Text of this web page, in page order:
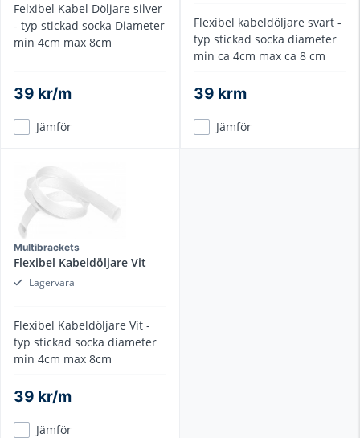
Felxibel Kabel Döljare silver
- typ stickad socka Diameter
min 4cm max 8cm
39 kr/m
Jämför
Flexibel kabeldöljare svart -
typ stickad socka diameter
min ca 4cm max ca 8 cm
39 krm
Jämför
Multibrackets
Flexibel Kabeldöljare Vit
Lagervara
Flexibel Kabeldöljare Vit -
typ stickad socka diameter
min 4cm max 8cm
39 kr/m
Jämför